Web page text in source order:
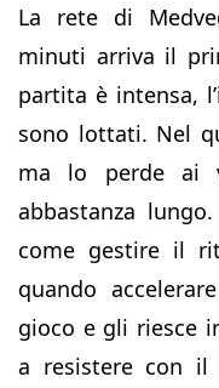
La rete di
minuti arriva il
partita è intensa,
sono lottati. Nel
ma lo perde ai
abbastanza
come gestire il
quando
gioco e gli riesce
a resistere con il